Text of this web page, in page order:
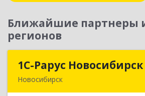
Ближайшие партнеры
регионов
1С-Рарус Новосибирск
Новосибирск
1С-Рарус